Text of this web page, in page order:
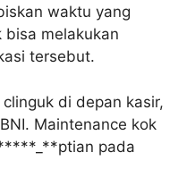
waktu yang
melakukan
tersebut.
di depan kasir,
Maintenance kok
pada